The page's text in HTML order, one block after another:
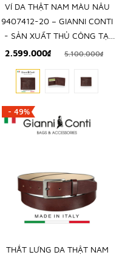
VÍ DA THẬT NAM MÀU NÂU
9407412-20 – GIANNI CONTI
- SẢN XUẤT THỦ CÔNG TẠI
ITALY
2.599.000₫ 5.100.000₫
- 49%
THẮT LƯNG DA THẬT NAM